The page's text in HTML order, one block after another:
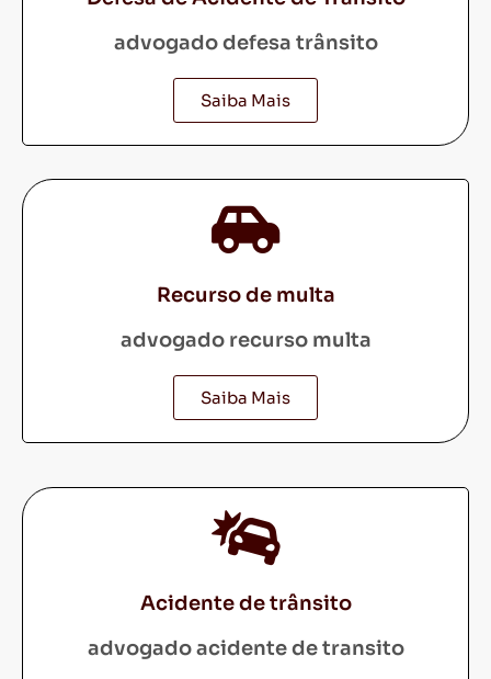
advogado defesa trânsito
Saiba Mais
Recurso de multa
advogado recurso multa
Saiba Mais
Acidente de trânsito
advogado acidente de transito